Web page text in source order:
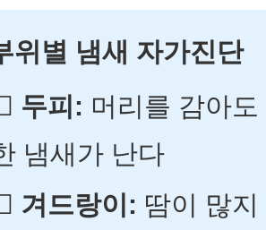
위별 냄새 자가진단
두피: 머리를 감아
냄새가 난다
겨드랑이: 땀이 많